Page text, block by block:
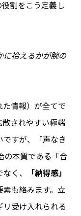
割をこう定義し
に拾えるかが腕の
情報）が全てで
されやすい極端
すが、「声なき
の本質である「合
く、
「納得感」
素も絡みます。立
受け入れられる